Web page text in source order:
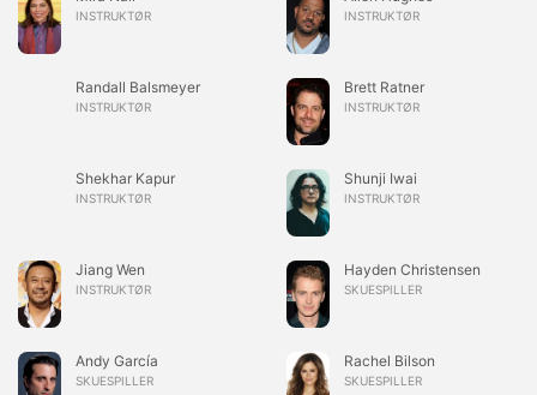
INSTRUKTØR INSTRUKTØR
Randall Balsmeyer
INSTRUKTØR
Brett Ratner
INSTRUKTØR
Shekhar Kapur
INSTRUKTØR
Shunji Iwai
INSTRUKTØR
Jiang Wen
INSTRUKTØR
Hayden Christensen
SKUESPILLER
Andy García
SKUESPILLER
Rachel Bilson
SKUESPILLER